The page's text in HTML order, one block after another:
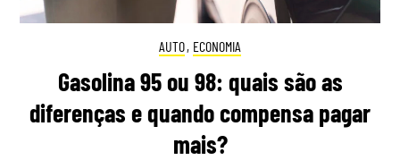
AUTO, ECONOMIA
Gasolina 95 ou 98: quais são as
diferenças e quando compensa pagar
mais?